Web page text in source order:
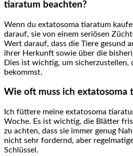
tiaratum⁢ beachten?
Wenn du​ extatosoma tiaratum
darauf, ⁤sie von einem seriösen
⁣Wert darauf, dass die Tiere ‌gesund
⁣ihrer​ Herkunft sowie über die
Dies ⁢ist wichtig, um sicherzustellen,
bekommst.
Wie ⁣oft muss ich extatosoma
Ich‌ füttere meine extatosoma
Woche. Es ist‌ wichtig, die Blätter
zu achten, dass sie immer genug
nicht sehr⁣ fordernd, aber
⁤Schlüssel.